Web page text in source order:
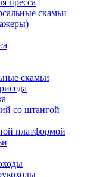
пресса
скамьи
скамьи
со штангой
платформой